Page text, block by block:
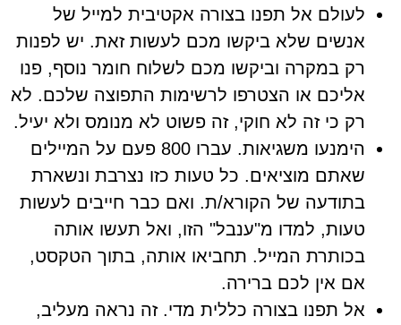
לעולם אל תפנו בצורה אקטיבית למייל של
אנשים שלא ביקשו מכם לעשות זאת. יש לפנות
רק במקרה וביקשו מכם לשלוח חומר נוסף, פנו
אליכם או הצטרפו לרשימות התפוצה שלכם. לא
רק כי זה לא חוקי, זה פשוט לא מנומס ולא יעיל.
הימנעו משגיאות. עברו 800 פעם על המיילים
שאתם מוציאים. כל טעות כזו נצרבת ונשארת
בתודעה של הקורא/ת. ואם כבר חייבים לעשות
טעות, למדו מ"ענבל" הזו, ואל תעשו אותה
בכותרת המייל. תחביאו אותה, בתוך הטקסט,
אם אין לכם ברירה.
אל תפנו בצורה כללית מדי. זה נראה מעליב,